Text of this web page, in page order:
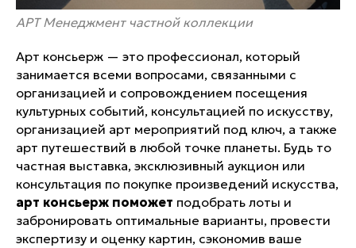
АРТ Менеджмент частной коллекции
Арт консьерж — это профессионал, который
занимается всеми вопросами, связанными с
организацией и сопровождением посещения
культурных событий, консультацией по искусству,
организацией арт мероприятий под ключ, а также
арт путешествий в любой точке планеты. Будь то
частная выставка, эксклюзивный аукцион или
консультация по покупке произведений искусства,
арт консьерж поможет подобрать лоты и
забронировать оптимальные варианты, провести
экспертизу и оценку картин, сэкономив ваше